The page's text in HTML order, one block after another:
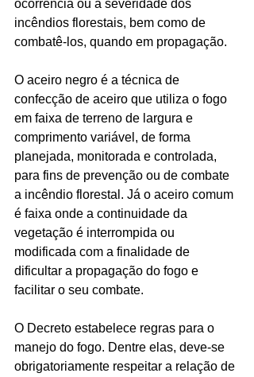
ocorrência ou a severidade dos
incêndios florestais, bem como de
combatê-los, quando em propagação.
O aceiro negro é a técnica de
confecção de aceiro que utiliza o fogo
em faixa de terreno de largura e
comprimento variável, de forma
planejada, monitorada e controlada,
para fins de prevenção ou de combate
a incêndio florestal. Já o aceiro comum
é faixa onde a continuidade da
vegetação é interrompida ou
modificada com a finalidade de
dificultar a propagação do fogo e
facilitar o seu combate.
O Decreto estabelece regras para o
manejo do fogo. Dentre elas, deve-se
obrigatoriamente respeitar a relação de